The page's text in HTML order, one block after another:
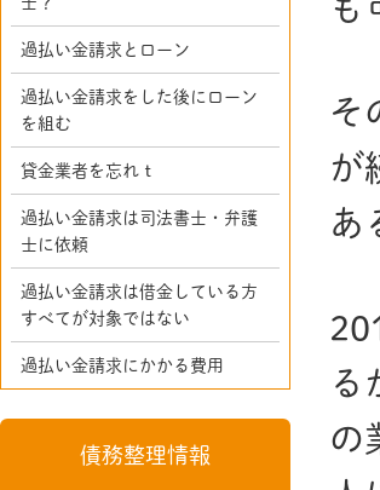
も
そ
が
あ
る
の
過払い金請求とローン
過払い金請求をした後にローン
を組む
貸金業者を忘れｔ
過払い金請求は司法書士・弁護
士に依頼
過払い金請求は借金している方
すべてが対象ではない
過払い金請求にかかる費用
債務整理情報